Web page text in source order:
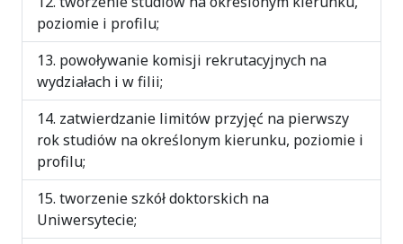
poziomie i profilu;
powoływanie komisji rekrutacyjnych na
wydziałach i w filii;
zatwierdzanie limitów przyjęć na pierwszy
rok studiów na określonym kierunku, poziomie i
profilu;
tworzenie szkół doktorskich na
Uniwersytecie;